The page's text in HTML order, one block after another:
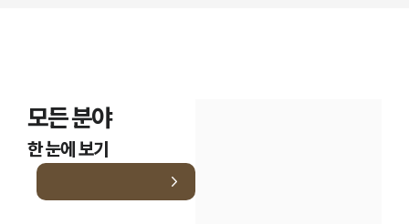
모든 분야
한 눈에 보기